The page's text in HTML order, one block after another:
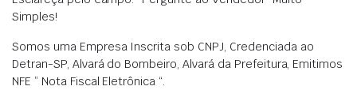
Simples!
Somos uma Empresa Inscrita sob CNPJ, Credenciada ao
Detran-SP, Alvará do Bombeiro, Alvará da Prefeitura, Emitimos
NFE ” Nota Fiscal Eletrônica “.